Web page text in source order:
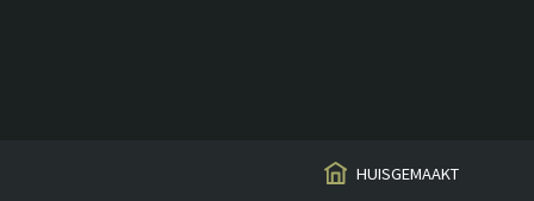
HUISGEMAAKT